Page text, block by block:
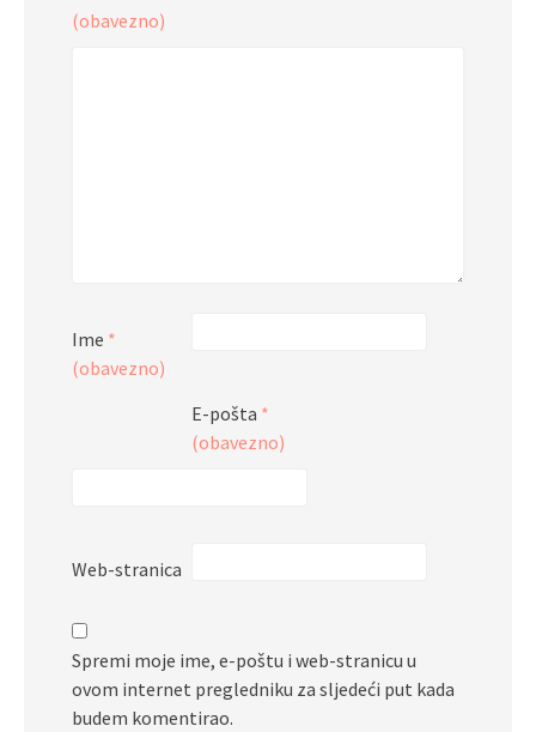
(obavezno)
Ime *
(obavezno)
E-pošta *
(obavezno)
Web-stranica
Spremi moje ime, e-poštu i web-stranicu u
ovom internet pregledniku za sljedeći put kada
budem komentirao.